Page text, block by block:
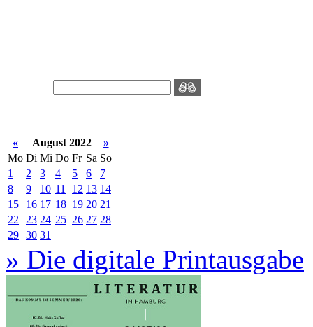
« August 2022
»
Mo Di Mi Do Fr Sa So
1
2 3 4 5 6
7
8
9 10 11 12 13 14
15
16 17 18 19 20 21
22
23 24 25 26 27 28
29 30 31
» Die digitale Printausgabe